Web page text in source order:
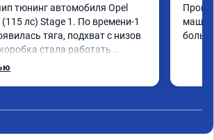
тюнинг автомобиля Opel
лс) Stage 1. По времени-1
тяга, подхват с низов
стала работать
быстрее скидывает
А011870 от 06.01.2026